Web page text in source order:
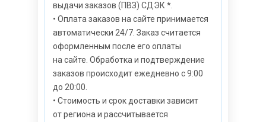
выдачи заказов (ПВЗ) СДЭК *.
• Оплата заказов на сайте принимается
автоматически 24/7. Заказ считается
оформленным после его оплаты
на сайте. Обработка и подтверждение
заказов происходит ежедневно с 9:00
до 20:00.
• Стоимость и срок доставки зависит
от региона и рассчитывается